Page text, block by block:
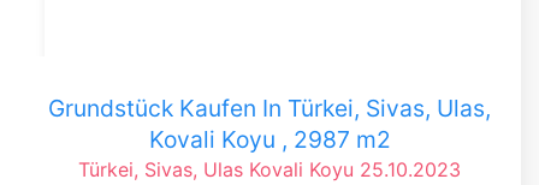
Grundstück Kaufen In Türkei, Sivas, Ulas,
Kovali Koyu , 2987 m2
Türkei, Sivas, Ulas Kovali Koyu 25.10.2023